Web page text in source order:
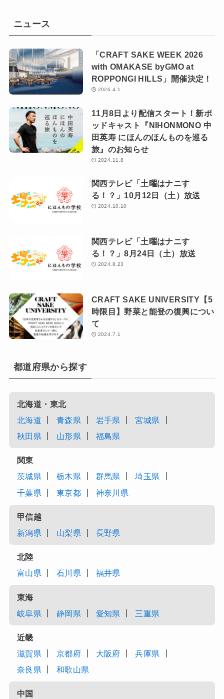
ニュース
「CRAFT SAKE WEEK 2026
with OMAKASE byGMO at
ROPPONGI HILLS」開催決定！
2026.4.1
11月8日より配信スタート！新ポ
ッドキャスト『NIHONMONO 中
田英寿 にほんのほんものを巡る
旅』のお知らせ
2024.11.8
関西テレビ「土曜はナニす
る！？」10月12日（土）放送
2024.10.10
関西テレビ「土曜はナニす
る！？」8月24日（土）放送
2024.8.23
CRAFT SAKE UNIVERSITY【5
時限目】野菜と能登の復興につい
て
2024.7.1
都道府県から探す
北海道・東北
北海道
青森県 岩手県
宮城県
秋田県
山形県 福島県
関東
茨城県
栃木県 群馬県
埼玉県
千葉県
東京都 神奈川県
甲信越
新潟県
山梨県 長野県
北陸
富山県
石川県 福井県
東海
岐阜県
静岡県 愛知県 三重県
近畿
滋賀県
京都府 大阪府
兵庫県
奈良県
和歌山県
中国